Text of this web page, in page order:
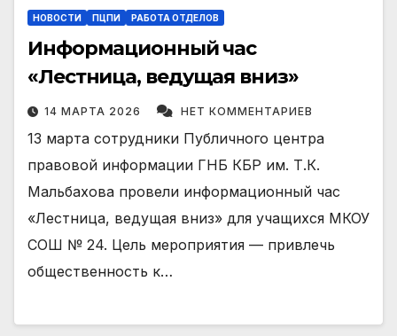
НОВОСТИ ПЦПИ РАБОТА ОТДЕЛОВ
Информационный час
«Лестница, ведущая вниз»
14 МАРТА 2026 НЕТ КОММЕНТАРИЕВ
13 марта сотрудники Публичного центра
правовой информации ГНБ КБР им. Т.К.
Мальбахова провели информационный час
«Лестница, ведущая вниз» для учащихся МКОУ
СОШ № 24. Цель мероприятия — привлечь
общественность к…